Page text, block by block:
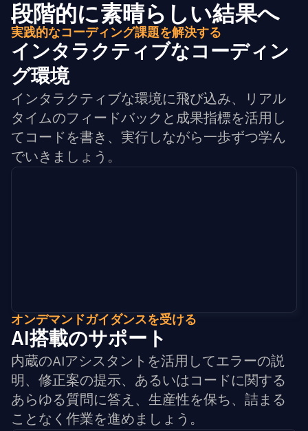
段階的に素晴らしい結果へ
実践的なコーディング課題を解決する
インタラクティブなコーディン
グ環境
インタラクティブな環境に飛び込み、リアル
タイムのフィードバックと成果指標を活用し
てコードを書き、実行しながら一歩ずつ学ん
でいきましょう。
オンデマンドガイダンスを受ける
AI搭載のサポート
内蔵のAIアシスタントを活用してエラーの説
明、修正案の提示、あるいはコードに関する
あらゆる質問に答え、生産性を保ち、詰まる
ことなく作業を進めましょう。